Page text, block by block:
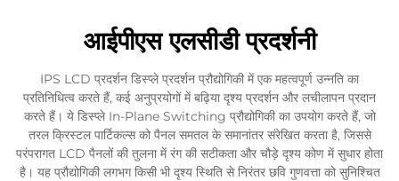
आईपीएस एलसीडी प्रदर्शनी
IPS LCD प्रदर्शन डिस्प्ले प्रदर्शन प्रौद्योगिकी में एक महत्वपूर्ण उन्नति का
प्रतिनिधित्व करते हैं, कई अनुप्रयोगों में बढ़िया दृश्य प्रदर्शन और लचीलापन प्रदान
करते हैं। ये डिस्प्ले In-Plane Switching प्रौद्योगिकी का उपयोग करते हैं, जो
तरल क्रिस्टल पार्टिकल्स को पैनल समतल के समानांतर संरेखित करता है, जिससे
परंपरागत LCD पैनलों की तुलना में रंग की सटीकता और चौड़े दृश्य कोण में सुधार होता
है। यह प्रौद्योगिकी लगभग किसी भी दृश्य स्थिति से निरंतर छवि गुणवत्ता को सुनिश्चित